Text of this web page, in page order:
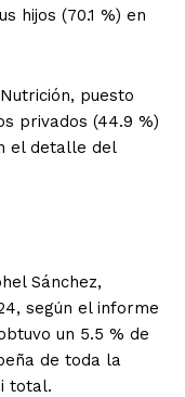
hijos (70.1 %) en
puesto
privados (44.9 %)
el detalle del
Sánchez,
según el informe
un 5.5 % de
de toda la
total.